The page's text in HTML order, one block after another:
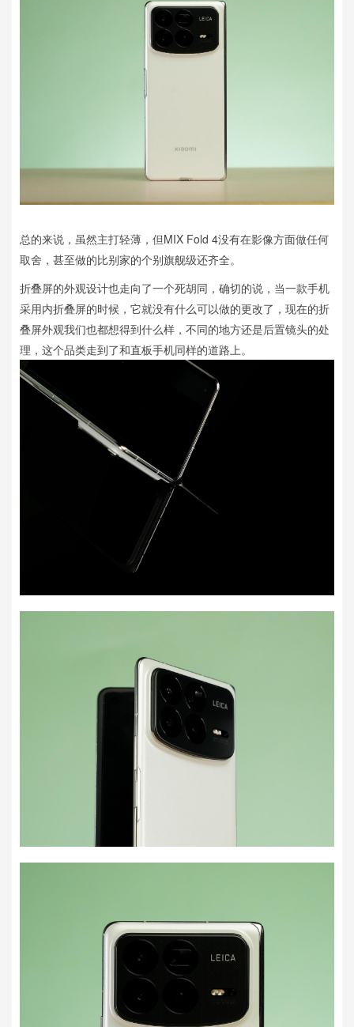
总的来说，虽然主打轻薄，但MIX Fold 4没有在影像方面做任何
取舍，甚至做的比别家的个别旗舰级还齐全。
折叠屏的外观设计也走向了一个死胡同，确切的说，当一款手机
采用内折叠屏的时候，它就没有什么可以做的更改了，现在的折
叠屏外观我们也都想得到什么样，不同的地方还是后置镜头的处
理，这个品类走到了和直板手机同样的道路上。